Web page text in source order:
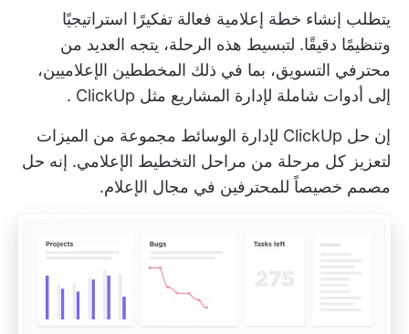
يتطلب إنشاء خطة إعلامية فعالة تفكيرًا استراتيجيًا
وتنظيمًا دقيقًا. لتبسيط هذه الرحلة، يتجه العديد من
محترفي التسويق، بما في ذلك المخططين الإعلاميين،
إلى أدوات شاملة لإدارة المشاريع مثل ClickUp
.
إن حل ClickUp لإدارة الوسائط
مجموعة من الميزات
لتعزيز كل مرحلة من مراحل التخطيط الإعلامي. إنه حل
مصمم خصيصاً للمحترفين في مجال الإعلام.